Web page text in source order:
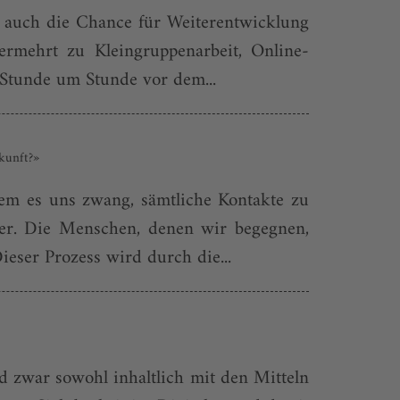
die Chance für Weiterentwicklung
zu Kleingruppenarbeit, Online-
um Stunde vor dem...
es uns zwang, sämtliche Kontakte zu
Die Menschen, denen wir begegnen,
Prozess wird durch die...
zwar sowohl inhaltlich mit den Mitteln